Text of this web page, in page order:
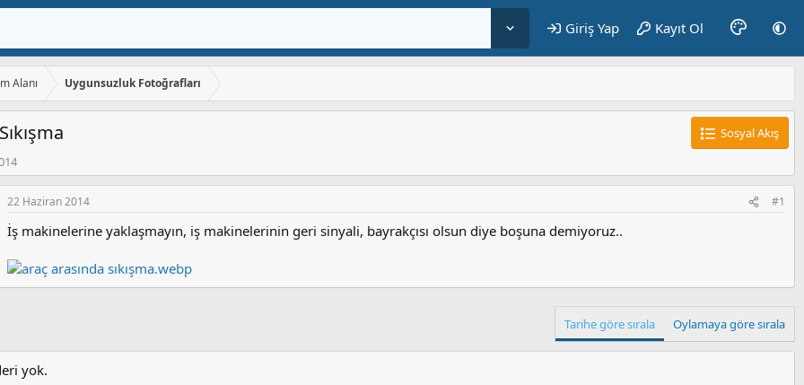
Giriş Yap Kayıt Ol
Alanı Uygunsuzluk Fotoğrafları
Sosyal Akış
22 Haziran 2014 #1
İş makinelerine yaklaşmayın, iş makinelerinin geri sinyali, bayrakçısı olsun diye boşuna demiyoruz..
Tarihe göre sırala Oylamaya göre sırala
yok.